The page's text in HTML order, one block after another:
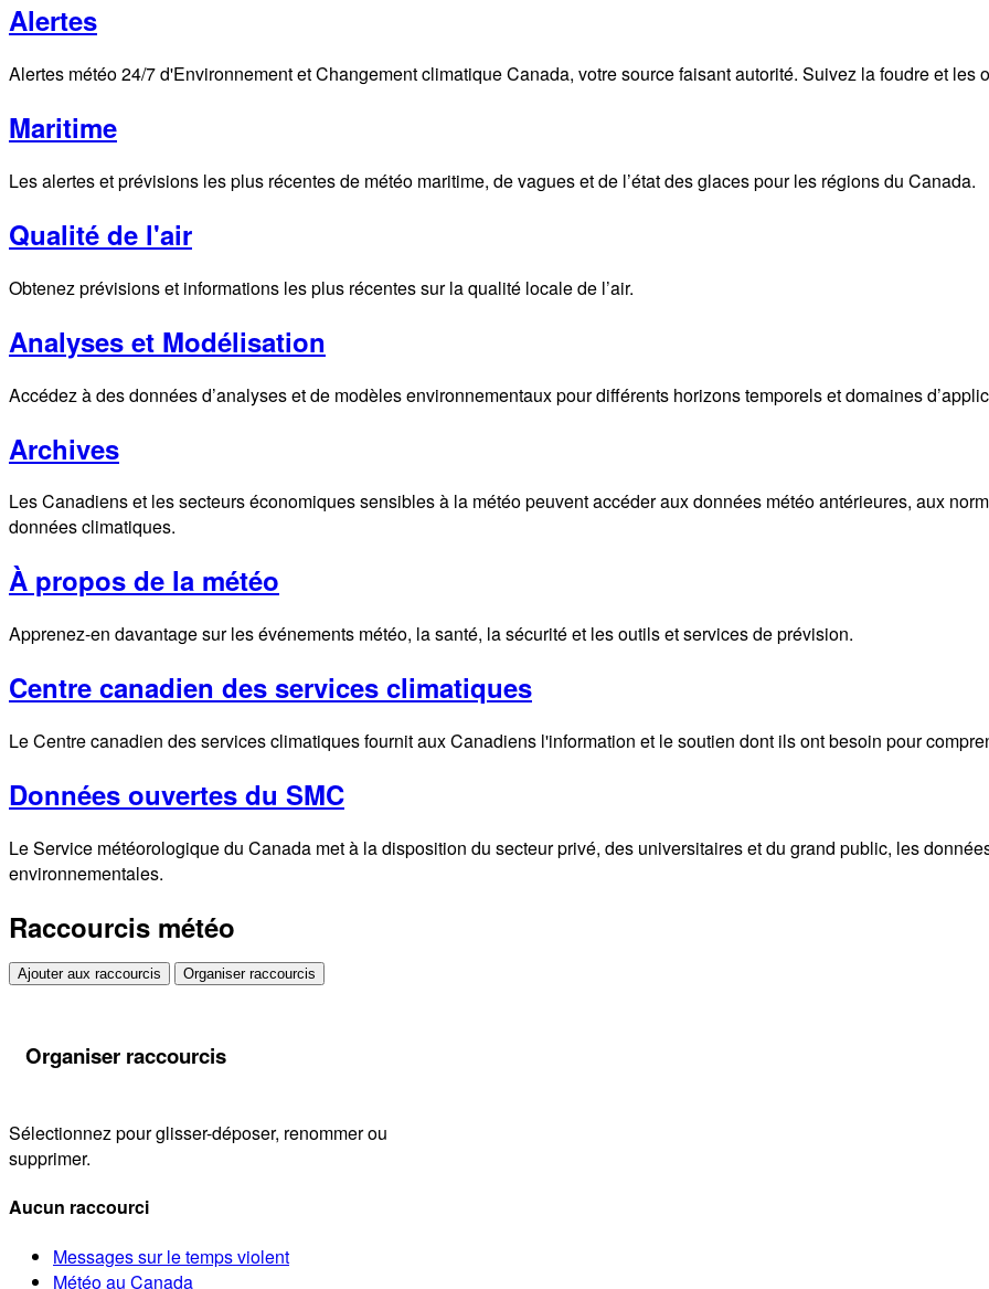
Alertes
Alertes météo 24/7 d'Environnement et Changement climatique Canada, votre source faisant autorité. Suivez la foudre et les
Maritime
Les alertes et prévisions les plus récentes de météo maritime, de vagues et de l’état des glaces pour les régions du Canada.
Qualité de l'air
Obtenez prévisions et informations les plus récentes sur la qualité locale de l’air.
Analyses et Modélisation
Accédez à des données d’analyses et de modèles environnementaux pour différents horizons temporels et domaines
Archives
Les Canadiens et les secteurs économiques sensibles à la météo peuvent accéder aux données météo antérieures, aux
données climatiques.
À propos de la météo
Apprenez-en davantage sur les événements météo, la santé, la sécurité et les outils et services de prévision.
Centre canadien des services climatiques
Le Centre canadien des services climatiques fournit aux Canadiens l'information et le soutien dont ils ont besoin pour
Données ouvertes du SMC
Le Service météorologique du Canada met à la disposition du secteur privé, des universitaires et du grand public, les
environnementales.
Raccourcis météo
Ajouter aux raccourcis Organiser raccourcis
Organiser raccourcis
Sélectionnez pour glisser-déposer, renommer ou
supprimer.
Aucun raccourci
Messages sur le temps violent
Météo au Canada